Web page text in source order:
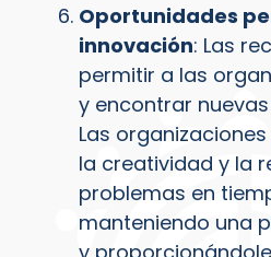
Oportunidades
innovación: Las
permitir a las
y encontrar
Las
la creatividad y la
problemas en
manteniendo una